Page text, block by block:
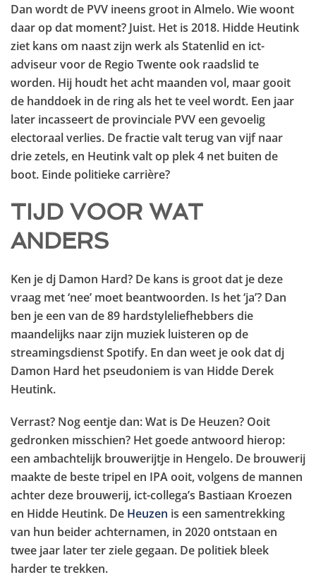
Dan wordt de PVV ineens groot in Almelo. Wie woont
daar op dat moment? Juist. Het is 2018. Hidde Heutink
ziet kans om naast zijn werk als Statenlid en ict-
adviseur voor de Regio Twente ook raadslid te
worden. Hij houdt het acht maanden vol, maar gooit
de handdoek in de ring als het te veel wordt. Een jaar
later incasseert de provinciale PVV een gevoelig
electoraal verlies. De fractie valt terug van vijf naar
drie zetels, en Heutink valt op plek 4 net buiten de
boot. Einde politieke carrière?
TIJD VOOR WAT
ANDERS
Ken je dj Damon Hard? De kans is groot dat je deze
vraag met ‘nee’ moet beantwoorden. Is het ‘ja’? Dan
ben je een van de 89 hardstyleliefhebbers die
maandelijks naar zijn muziek luisteren op de
streamingsdienst Spotify. En dan weet je ook dat dj
Damon Hard het pseudoniem is van Hidde Derek
Heutink.
Verrast? Nog eentje dan: Wat is De Heuzen? Ooit
gedronken misschien? Het goede antwoord hierop:
een ambachtelijk brouwerijtje in Hengelo. De brouwerij
maakte de beste tripel en IPA ooit, volgens de mannen
achter deze brouwerij, ict-collega’s Bastiaan Kroezen
en Hidde Heutink. De Heuzen is een samentrekking
van hun beider achternamen, in 2020 ontstaan en
twee jaar later ter ziele gegaan. De politiek bleek
harder te trekken.